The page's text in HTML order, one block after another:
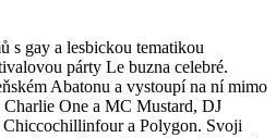
s gay a lesbickou tematikou
párty Le buzna celebré.
Abatonu a vystoupí na ní mimo
One a MC Mustard, DJ
a Polygon. Svoji